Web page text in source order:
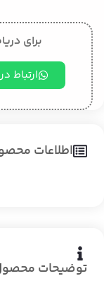
برای
ارتباط
توضیحات
اطلاعات